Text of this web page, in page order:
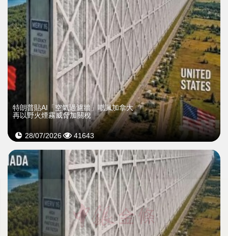
特朗普貼AI「空氣過濾牆」嘲諷加拿大
再以野火煙霧威脅加關稅
28/07/2026 41643